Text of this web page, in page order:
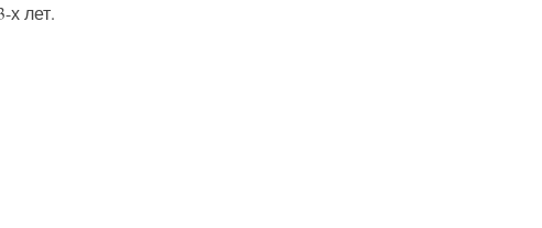
лет.